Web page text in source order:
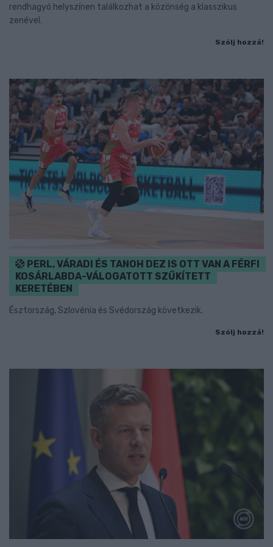
rendhagyó helyszínen találkozhat a közönség a klasszikus
zenével.
Szólj hozzá!
PERL, VÁRADI ÉS TANOH DEZ IS OTT VAN A FÉRFI
KOSÁRLABDA-VÁLOGATOTT SZŰKÍTETT
KERETÉBEN
Észtország, Szlovénia és Svédország következik.
Szólj hozzá!